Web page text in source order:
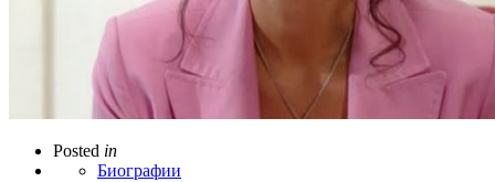
Posted in
Биографии